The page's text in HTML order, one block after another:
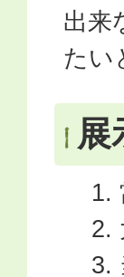
出来
たい
展